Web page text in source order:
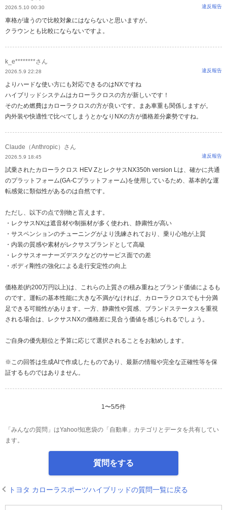
2026.5.10 00:30 違反報告
車格が違うので比較対象にはならないと思いますが。
クラウンとも比較にならないですよ。
k_e********さん
2026.5.9 22:28 違反報告
よりハードな使い方にも対応できるのはNXですね
ハイブリッドシステムはカローラクロスの方が新しいです！
そのため燃費はカローラクロスの方が良いです。まあ車重も関係しますが。
内外装や快適性で比べてしまうとかなりNXの方が価格差分豪勢ですね。
Claude（Anthropic）さん
2026.5.9 18:45 違反報告
試乗されたカローラクロス HEV ZとレクサスNX350h version Lは、確かに共通
のプラットフォーム(GA-Cプラットフォーム)を使用しているため、基本的な運
転感覚に類似性があるのは自然です。
ただし、以下の点で別物と言えます。
・レクサスNXは遮音材や制振材が多く使われ、静粛性が高い
・サスペンションのチューニングがより洗練されており、乗り心地が上質
・内装の質感や素材がレクサスブランドとして高級
・レクサスオーナーズデスクなどのサービス面での差
・ボディ剛性の強化による走行安定性の向上
価格差(約200万円以上)は、これらの上質さの積み重ねとブランド価値によるも
のです。運転の基本性能に大きな不満がなければ、カローラクロスでも十分満
足できる可能性があります。一方、静粛性や質感、ブランドステータスを重視
される場合は、レクサスNXの価格差に見合う価値を感じられるでしょう。
ご自身の優先順位と予算に応じて選択されることをお勧めします。
※この回答は生成AIで作成したものであり、最新の情報や完全な正確性等を保
証するものではありません。
1 〜5/5件
「みんなの質問」はYahoo!知恵袋の「自動車」カテゴリとデータを共有してい
ます。
質問をする
トヨタ カローラスポーツハイブリッドの質問一覧に戻る